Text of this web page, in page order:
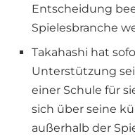
Entscheidung
Spielesbranche
Takahashi hat
Unterstützung
einer Schule für
sich über seine
außerhalb der